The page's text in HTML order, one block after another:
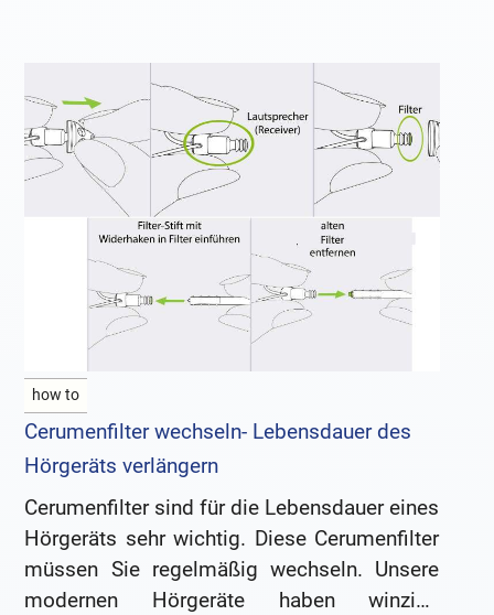
how to
Cerumenfilter wechseln- Lebensdauer des
Hörgeräts verlängern
Cerumenfilter sind für die Lebensdauer eines
Hörgeräts sehr wichtig. Diese Cerumenfilter
müssen Sie regelmäßig wechseln. Unsere
modernen Hörgeräte haben winzige